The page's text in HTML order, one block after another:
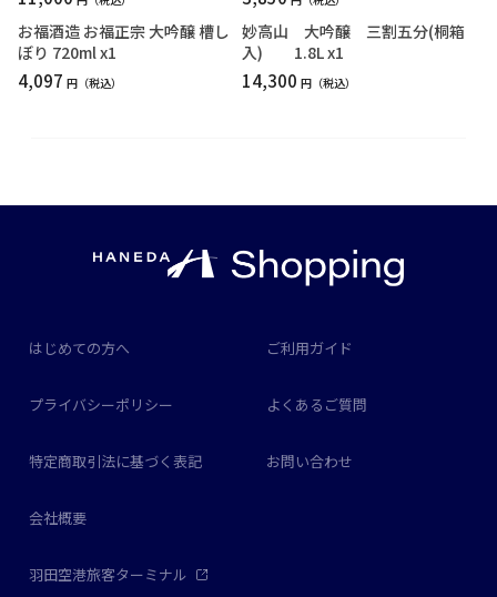
お福酒造 お福正宗 大吟醸 槽し
ぼり 720ml x1
4,097 円
妙高山 大吟醸 三割五分(桐箱
入) 1.8L x1
14,300 円
はじめての方へ ご利用ガイド
プライバシーポリシー よくあるご質問
特定商取引法に基づく表記 お問い合わせ
会社概要
羽田空港旅客ターミナル